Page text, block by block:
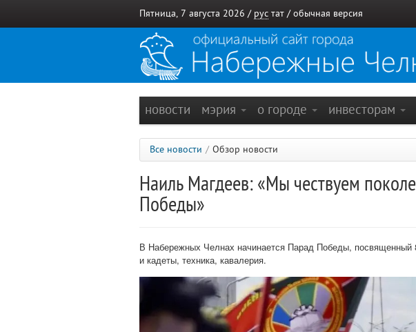
Пятница, 7 августа 2026 / рус тат / обычная версия
новости мэрия о городе инвесторам
Все новости / Обзор новости
Наиль Магдеев: «Мы чествуем
Победы»
В Набережных Челнах начинается Парад Победы, посвященный
и кадеты, техника, кавалерия.